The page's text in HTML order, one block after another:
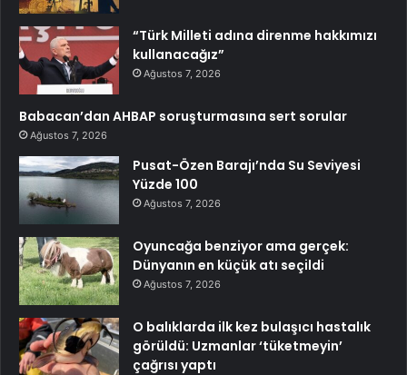
“Türk Milleti adına direnme hakkımızı
kullanacağız”
Ağustos 7, 2026
Babacan’dan AHBAP soruşturmasına sert sorular
Ağustos 7, 2026
Pusat-Özen Barajı’nda Su Seviyesi
Yüzde 100
Ağustos 7, 2026
Oyuncağa benziyor ama gerçek:
Dünyanın en küçük atı seçildi
Ağustos 7, 2026
O balıklarda ilk kez bulaşıcı hastalık
görüldü: Uzmanlar ‘tüketmeyin’
çağrısı yaptı